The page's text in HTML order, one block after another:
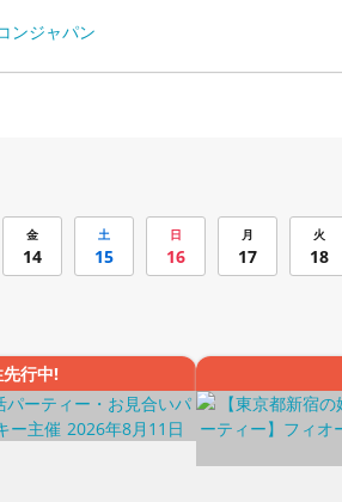
金
14
土
15
日
16
月
17
火
18
先行中!